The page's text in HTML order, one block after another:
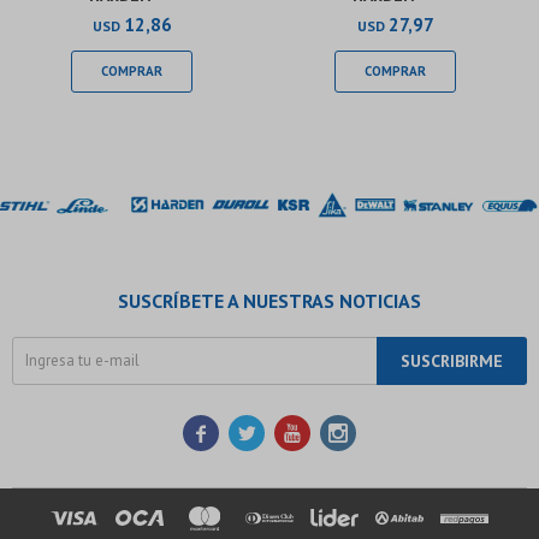
USD 12,86 USD 27,97
SUSCRÍBETE A NUESTRAS NOTICIAS
SUSCRIBIRME
   